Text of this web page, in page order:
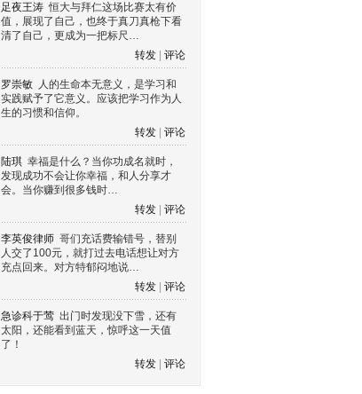
足夜王涛 恒大与拜仁这场比赛太有价
值，展现了自己，也终于真刀真枪下看
清了自己，更成为一把标尺…
转发
评论
罗崇敏 人的生命本无意义，是学习和
实践赋予了它意义。应该把学习作为人
生的习惯和信仰。
转发
评论
陆琪 幸福是什么？当你功成名就时，
发现成功不会让你幸福，和人分享才
会。当你赚到很多钱时…
转发
评论
李英俊律师 哥们充话费输错号，替别
人交了100元，就打过去电话想让对方
充点回来。对方特郁闷地说…
转发
评论
急诊科于莺 出门时发现没下雪，还有
太阳，还能看到蓝天，惊呼这一天值
了！
转发
评论